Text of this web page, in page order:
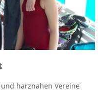
harznahen Vereine